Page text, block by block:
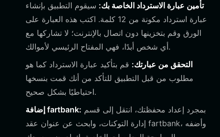
تأمين عبارة الاسترداد الخاصة بك: سيقوم التطبيق بإنشاء
عبارة استرداد مكونة من 12 كلمة. اكتب هذه العبارة على
الورق وقم بتخزينها دون اتصال بالإنترنت؛ لا تشاركها مع
أي شخص أبدًا، فهي المفتاح الرئيسي لأموالك.
التحقق من عبارتك: قم بتأكيد عبارة الاسترداد كما هو
مطلوب من قبل التطبيق للتأكد من أنك قمت بنسخها
احتياطيًا بشكل صحيح.
إضافة fartbank:
إدارة التوكنات، وابحث عن عنوان عقد fartbank، وأضفه